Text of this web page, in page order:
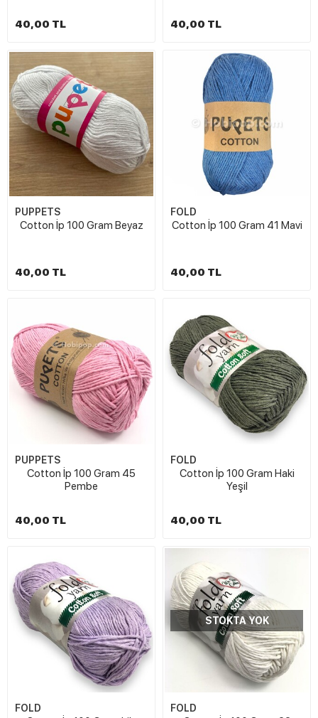
40,00 TL 40,00 TL
PUPPETS
Cotton İp 100 Gram Beyaz
40,00 TL
FOLD
Cotton İp 100 Gram 41 Mavi
40,00 TL
PUPPETS
Cotton İp 100 Gram 45
Pembe
40,00 TL
FOLD
Cotton İp 100 Gram Haki
Yeşil
40,00 TL
FOLD
STOKTA YOK
FOLD